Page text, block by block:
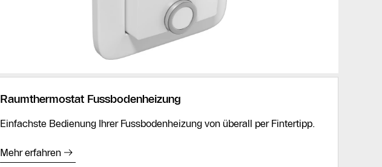
Raumthermostat Fussbodenheizung
Einfachste Bedienung Ihrer Fussbodenheizung von überall per Fintertipp.
Mehr erfahren